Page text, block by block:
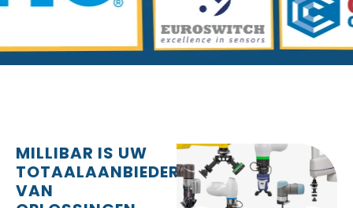
MILLIBAR IS UW
TOTAALAANBIEDER
VAN